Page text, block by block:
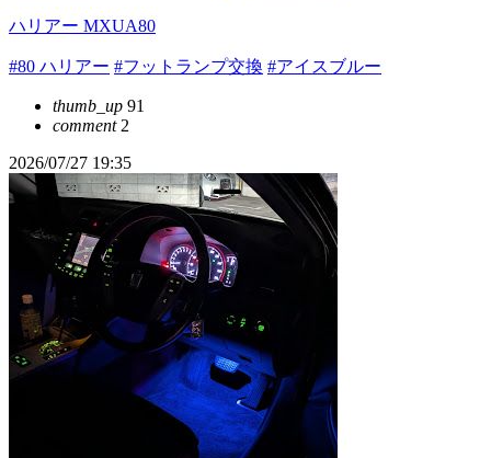
ハリアー MXUA80
#80 ハリアー #フットランプ交換 #アイスブルー
thumb_up 91
comment2
2026/07/27 19:35